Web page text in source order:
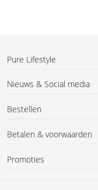
Pure Lifestyle
Nieuws & Social media
Bestellen
Betalen & voorwaarden
Promoties